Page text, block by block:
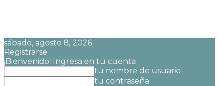
sábado, agosto 8, 2026
Registrarse
¡Bienvenido! Ingresa en tu cuenta
tu nombre de usuario
tu contraseña